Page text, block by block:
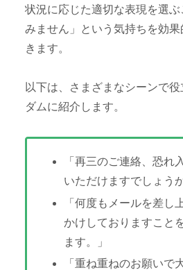
状況に応じた適切な表現を選
みません」という気持ちを効
きます。
以下は、さまざまなシーンで
ダムに紹介します。
「再三のご連絡、恐れ
いただけますでしょう
「何度もメールを差し
かけしておりますこと
ます。」
「重ね重ねのお願いで